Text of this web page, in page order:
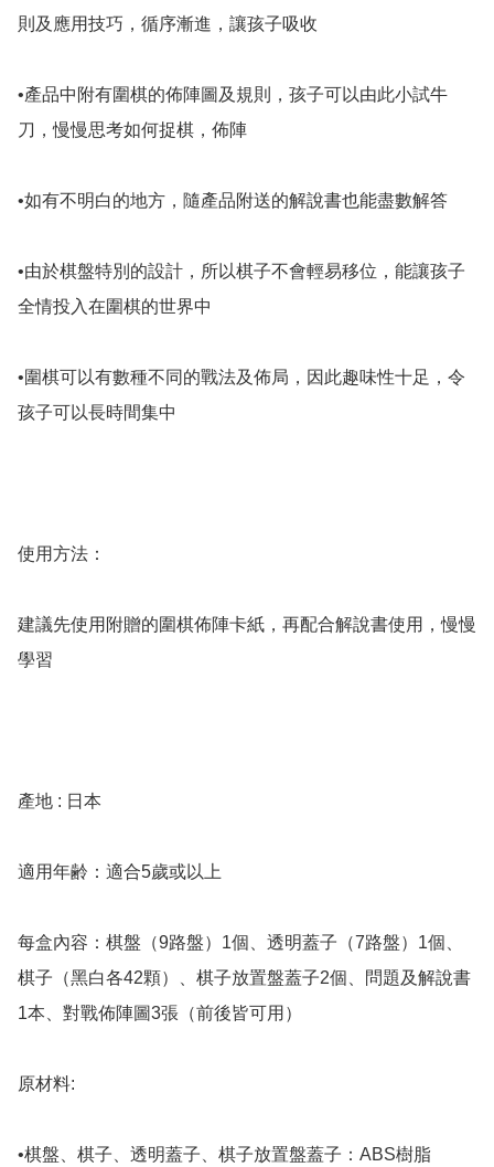
則及應用技巧，循序漸進，讓孩子吸收
•產品中附有圍棋的佈陣圖及規則，孩子可以由此小試牛
刀，慢慢思考如何捉棋，佈陣
•如有不明白的地方，隨產品附送的解說書也能盡數解答
•由於棋盤特別的設計，所以棋子不會輕易移位，能讓孩子
全情投入在圍棋的世界中
•圍棋可以有數種不同的戰法及佈局，因此趣味性十足，令
孩子可以長時間集中
使用方法：
建議先使用附贈的圍棋佈陣卡紙，再配合解說書使用，慢慢
學習
產地 : 日本
適用年齢：適合5歲或以上
每盒內容：棋盤（9路盤）1個、透明蓋子（7路盤）1個、
棋子（黑白各42顆）、棋子放置盤蓋子2個、問題及解說書
1本、對戰佈陣圖3張（前後皆可用）
原材料:
•棋盤、棋子、透明蓋子、棋子放置盤蓋子：ABS樹脂